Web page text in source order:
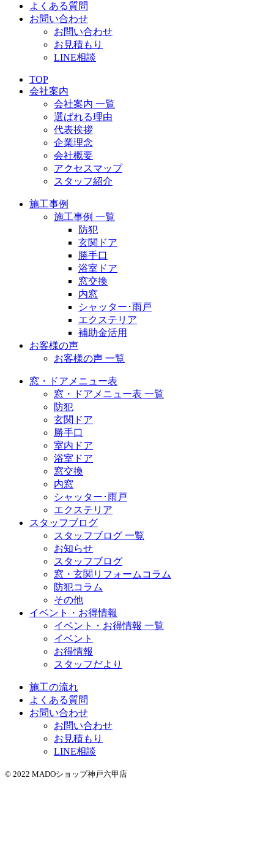
よくある質問
お問い合わせ
お問い合わせ
お見積もり
LINE相談
TOP
会社案内
会社案内 一覧
選ばれる理由
代表挨拶
企業理念
会社概要
アクセスマップ
スタッフ紹介
施工事例
施工事例 一覧
防犯
玄関ドア
勝手口
浴室ドア
窓交換
内窓
シャッター･雨戸
エクステリア
補助金活用
お客様の声
お客様の声 一覧
窓・ドアメニュー表
窓・ドアメニュー表 一覧
防犯
玄関ドア
勝手口
室内ドア
浴室ドア
窓交換
内窓
シャッター･雨戸
エクステリア
スタッフブログ
スタッフブログ 一覧
お知らせ
スタッフブログ
窓・玄関リフォームコラム
防犯コラム
その他
イベント・お得情報
イベント・お得情報 一覧
イベント
お得情報
スタッフだより
施工の流れ
よくある質問
お問い合わせ
お問い合わせ
お見積もり
LINE相談
© 2022 MADOショップ神戸六甲店